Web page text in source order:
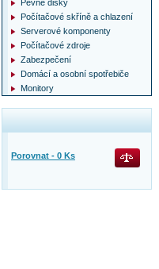
Pevné disky
Počítačové skříně a chlazení
Serverové komponenty
Počítačové zdroje
Zabezpečení
Domácí a osobní spotřebiče
Monitory
Porovnat - 0 Ks